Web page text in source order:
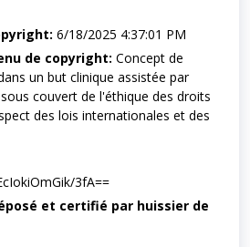
6/18/2025 4:37:01 PM
de copyright: Concept de
un but clinique assistée par
couvert de l'éthique des droits
des lois internationales et des
3fA==
et certifié par huissier de